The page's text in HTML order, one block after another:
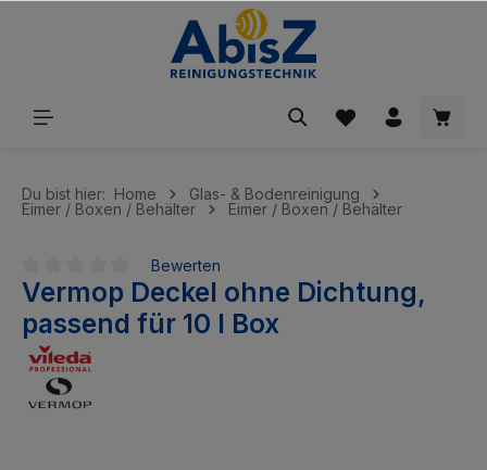
Du bist hier: Home
Glas- & Bodenreinigung
Eimer / Boxen / Behälter
Eimer / Boxen / Behälter
Durchschnittliche Bewertung von 0 von 5 Sternen
Bewerten
Vermop Deckel ohne Dichtung,
passend für 10 l Box